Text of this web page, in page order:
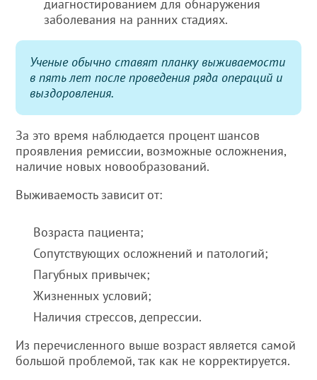
диагностированием для обнаружения
заболевания на ранних стадиях.
Ученые обычно ставят планку выживаемости
в пять лет после проведения ряда операций и
выздоровления.
За это время наблюдается процент шансов
проявления ремиссии, возможные осложнения,
наличие новых новообразований.
Выживаемость зависит от:
Возраста пациента;
Сопутствующих осложнений и патологий;
Пагубных привычек;
Жизненных условий;
Наличия стрессов, депрессии.
Из перечисленного выше возраст является самой
большой проблемой, так как не корректируется.